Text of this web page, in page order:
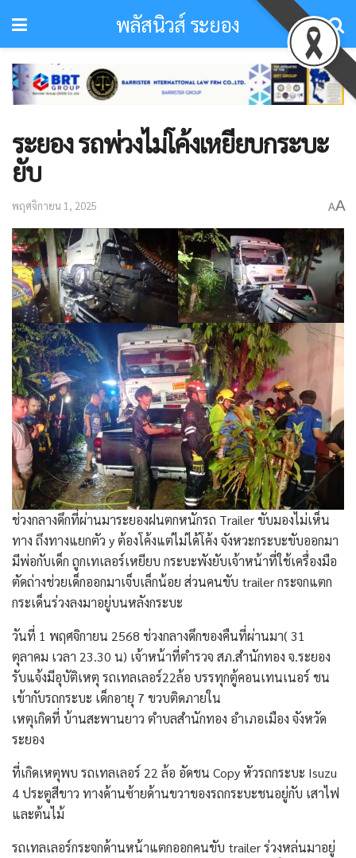
พลัสนิวส์ ระยอง
ระยอง รถพ่วงไม่โค้งเหยียบกระบะ
ยับ
พฤศจิกายน 1, 2025 AA
ช่วงกลางดึกที่ผ่านมาระยองฝนตกหนักรถ Trailer ขับมองไม่เห็น
ทาง ถึงทางแยกตัว y ต้องโค้งแต่ไม่ได้โค้ง จังหวะกระบะขับออกมา
มีพ่อกับเด็ก ถูกเทเลอร์เหยียบ กระบะพังยับเจ้าหน้าที่ใช้เครื่องมือ
ตัดถ่างช่วยเด็กออกมาเจ็บเล็กน้อย ส่วนคนขับ trailer กระจกแตก
กระเด็นร่วงลงมาอยู่บนหลังกระบะ
วันที่ 1 พฤศจิกายน 2568 ช่วงกลางดึกของคืนที่ผ่านมา( 31
ตุลาคม เวลา 23.30 น) เจ้าหน้าที่ตำรวจ สภ.สำนักทอง จ.ระยอง
รับแจ้งมีอุบัติเหตุ รถเทลเลอร์22ล้อ บรรทุกตู้คอนเทนเนอร์ ชน
เข้ากับรถกระบะ เด็กอายุ 7 ขวบติดภายใน
เหตุเกิดที่ บ้านสะพานยาว ตำบลสำนักทอง อำเภอเมือง จังหวัด
ระยอง
ที่เกิดเหตุพบ รถเทลเลอร์ 22 ล้อ อัดชน Copy หัวรถกระบะ Isuzu
4 ประตูสีขาว ทางด้านซ้ายด้านขวาของรถกระบะชนอยู่กับ เสาไฟ
และต้นไม้
รถเทลเลอร์กระจกด้านหน้าแตกออกคนขับ trailer ร่วงหล่นมาอยู่